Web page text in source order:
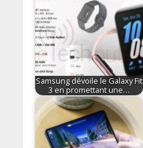
Samsung dévoile le Galaxy Fit
3 en promettant une…